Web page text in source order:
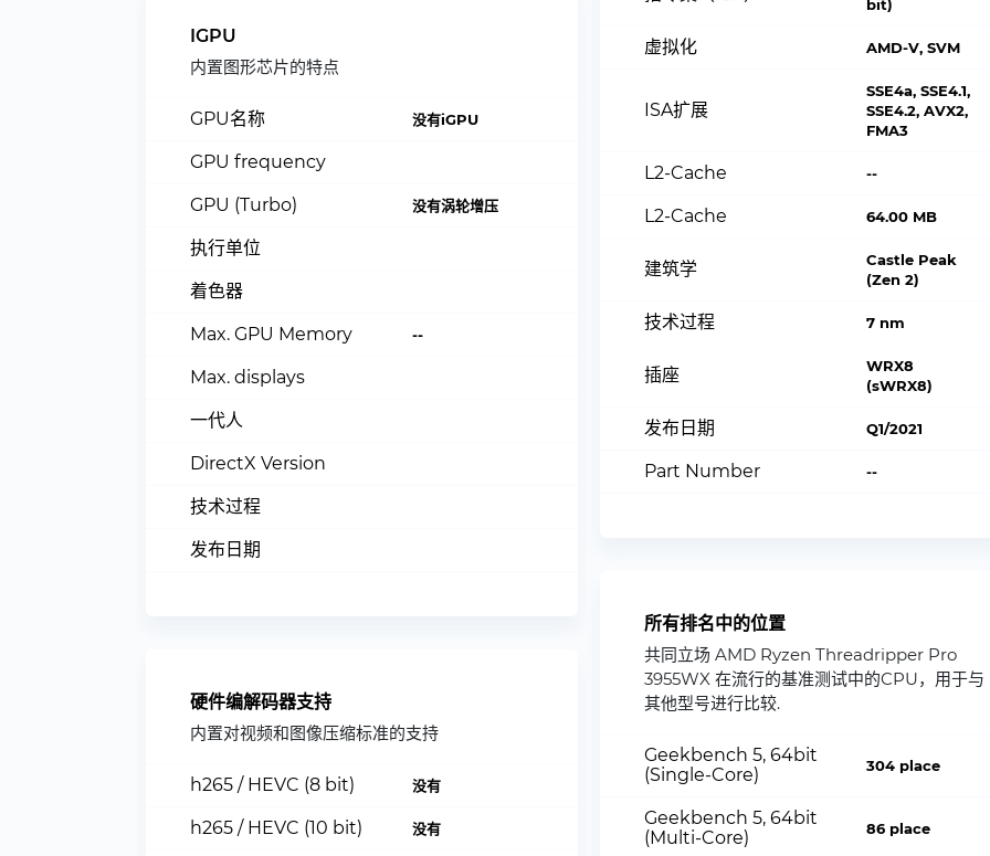
IGPU
内置图形芯片的特点
GPU名称 没有iGPU
GPU frequency
GPU (Turbo) 没有涡轮增压
执行单位
着色器
Max. GPU Memory --
Max. displays
一代人
DirectX Version
技术过程
发布日期
硬件编解码器支持
内置对视频和图像压缩标准的支持
h265 / HEVC (8 bit) 没有
h265 / HEVC (10 bit) 没有
bit)
虚拟化 AMD-V, SVM
ISA扩展
SSE4a, SSE4.1,
SSE4.2, AVX2,
FMA3
L2-Cache --
L2-Cache 64.00 MB
建筑学
Castle Peak
(Zen 2)
技术过程 7 nm
插座
WRX8
(sWRX8)
发布日期 Q1/2021
Part Number --
所有排名中的位置
共同立场 AMD Ryzen Threadripper Pro
3955WX 在流行的基准测试中的CPU，用于与
其他型号进行比较.
Geekbench 5, 64bit
(Single-Core)
304 place
Geekbench 5, 64bit
(Multi-Core)
86 place